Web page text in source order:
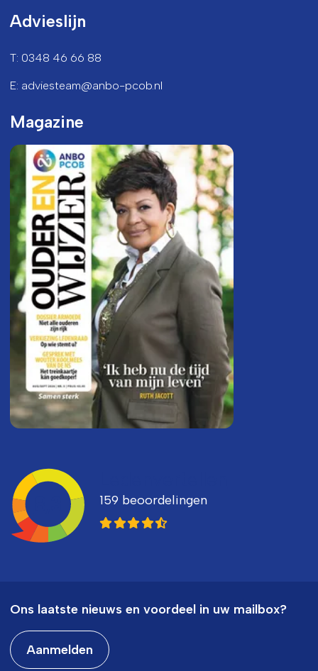
Advieslijn
T: 0348 46 66 88
E: adviesteam@anbo-pcob.nl
Magazine
159 beoordelingen
Ons laatste nieuws en voordeel in uw mailbox?
Aanmelden